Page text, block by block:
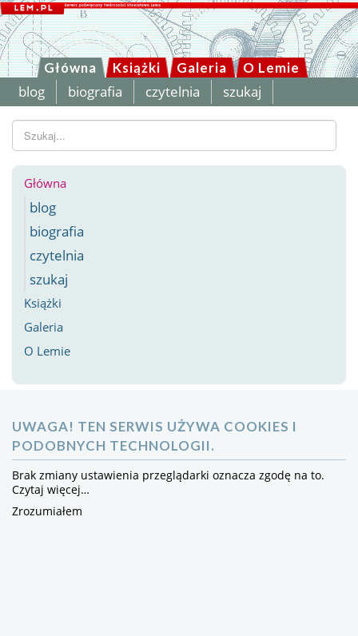
Główna Książki Galeria O Lemie
blog biografia czytelnia szukaj
Szukaj...
Główna
blog
biografia
czytelnia
szukaj
Książki
Galeria
O Lemie
UWAGA! TEN SERWIS UŻYWA COOKIES I
PODOBNYCH TECHNOLOGII.
Brak zmiany ustawienia przeglądarki oznacza zgodę na to.
Czytaj więcej…
Zrozumiałem